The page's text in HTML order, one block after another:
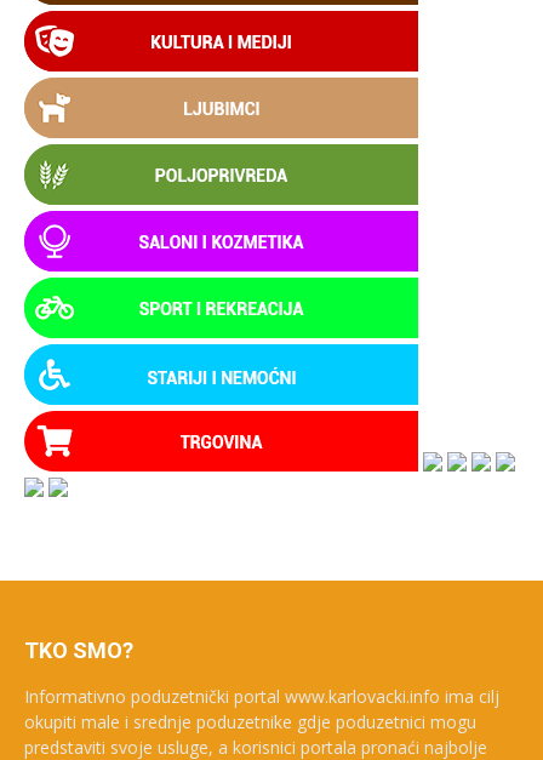
TKO SMO?
Informativno poduzetnički portal www.karlovacki.info ima cilj
okupiti male i srednje poduzetnike gdje poduzetnici mogu
predstaviti svoje usluge, a korisnici portala pronaći najbolje